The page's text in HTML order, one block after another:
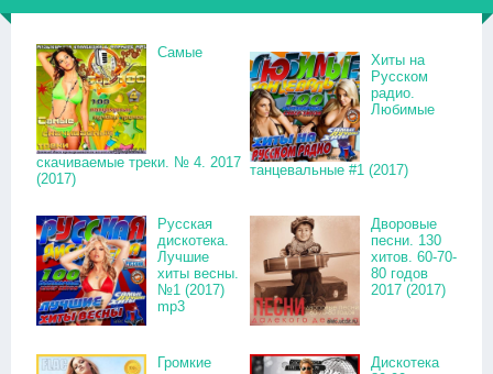
Самые
скачиваемые треки. № 4. 2017
(2017)
Хиты на
Русском
радио.
Любимые
танцевальные #1 (2017)
Русская
дискотека.
Лучшие
хиты весны.
№1 (2017)
mp3
Дворовые
песни. 130
хитов. 60-70-
80 годов
2017 (2017)
Громкие
Дискотека